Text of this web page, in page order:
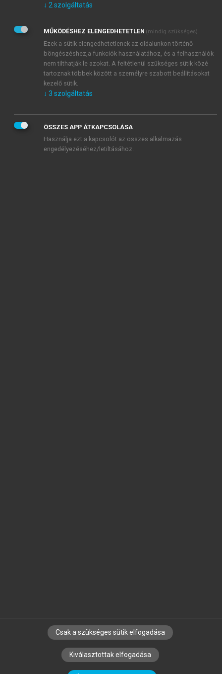
Kérek értesítést az Akadémiai Kiadó Zrt. újdonságairól,
Adatkezelési tájékoztatóbanfoglaltakat tudomásul
veszem és elfogadom.
Általános vásárlási feltételeket, valamint a szotar.netés a
mersz.huoldalak licencszerződéseiben foglaltakat
tudomásul veszem és elfogadom.
KIPRÓBÁLOM
SZERZŐKNEK CÉGEKNEK KÖNYVTÁROSOKNAK
SZERKESZTÉSI ÉS LEKTORÁLÁSI ALAPELVEK
↓ 2 szolgáltatás
MŰKÖDÉSHEZ ELENGEDHETETLEN (mindig szükséges)
Ezek a sütik elengedhetetlenek az oldalunkon történő
böngészéshez,a funkciók használatához, és a felhasználók
nem tilthatják le azokat. A feltétlenül szükséges sütik közé
tartoznak többek között a személyre szabott beállításokat
kezelő sütik.
↓ 3 szolgáltatás
ÖSSZES APP ÁTKAPCSOLÁSA
Használja ezt a kapcsolót az összes alkalmazás
engedélyezéséhez/letiltásához.
Csak a szükséges sütik elfogadása
Kiválasztottak elfogadása